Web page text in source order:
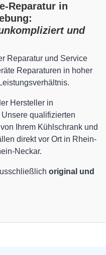
Reparatur in
und
Reparatur und Service
Reparaturen in hoher
Hersteller in
qualifizierten
Ihrem Kühlschrank und
direkt vor Ort in Rhein-
Neckar.
original und